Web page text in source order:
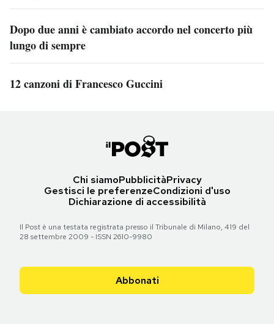
Dopo due anni è cambiato accordo nel concerto più
lungo di sempre
12 canzoni di Francesco Guccini
Chi siamoPubblicitàPrivacy
Gestisci le preferenzeCondizioni d'uso
Dichiarazione di accessibilità
Il Post è una testata registrata presso il Tribunale di Milano, 419 del
28 settembre 2009 - ISSN 2610-9980
Abbonati